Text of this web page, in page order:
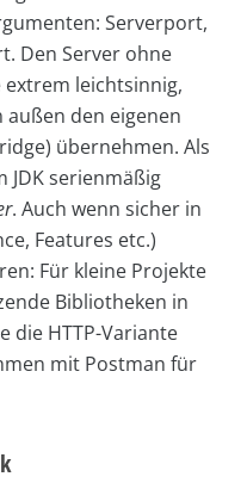
Serverport,
Den Server ohne
leichtsinnig,
den eigenen
übernehmen. Als
JDK serienmäßig
. Auch wenn sicher in
Features etc.)
Für kleine Projekte
Bibliotheken in
die HTTP-Variante
mit Postman für